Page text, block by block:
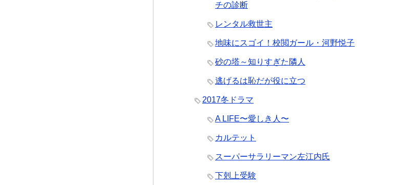
チの診断
レンタル救世主
地味にスゴイ！校閲ガール・河野悦子
砂の塔～知りすぎた隣人
逃げるは恥だが役に立つ
2017冬ドラマ
A LIFE〜愛しき人〜
カルテット
スーパーサラリーマン左江内氏
下剋上受験